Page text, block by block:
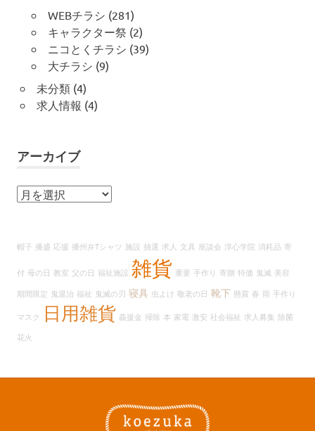
WEBチラシ (281)
キャラクター祭 (2)
ニコとくチラシ (39)
大チラシ (9)
未分類(4)
求人情報 (4)
アーカイブ
ア
イ
帽子 播盛 応援 播州弁Tシャツ 施設 抽選 求人 文具 座談会 淳心学院 消耗品 寄
付 母の日 教室 父の日 福祉施設 雑貨 重要 手作り 寄贈 特価 鬼滅 美容
期間限定 鬼退治 福祉 鬼滅の刃 寝具 虫よけ 敬老の日 靴下 懸賞 春 雨 手作り
マスク 日用雑貨 義援金 掃除 本 家電 激安 社会福祉 求人募集 除菌
花火